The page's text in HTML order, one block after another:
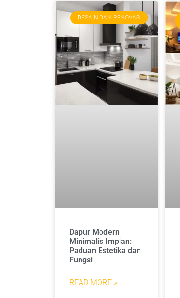
DESAIN DAN RENOVASI
Dapur Modern
Minimalis Impian:
Paduan Estetika dan
Fungsi
READ MORE »